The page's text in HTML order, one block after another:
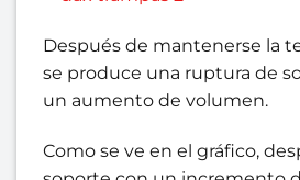
Después de mantenerse la
se produce una ruptura de
un aumento de volumen.
Como se ve en el gráfico,